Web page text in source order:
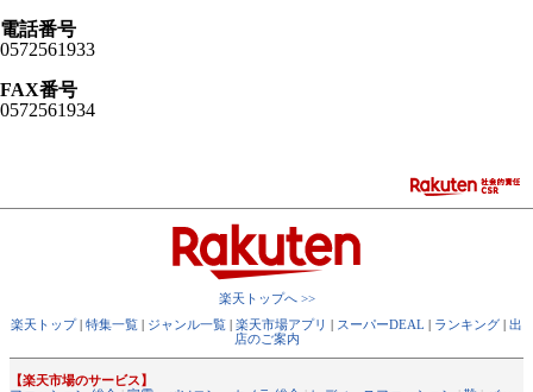
電話番号
0572561933
FAX番号
0572561934
楽天トップへ >>
楽天トップ| 特集一覧 | ジャンル一覧 | 楽天市場アプリ | スーパーDEAL | ランキング | 出
店のご案内
【楽天市場のサービス】